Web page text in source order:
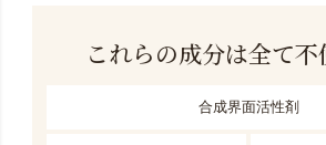
これらの成分は全て
合成界面活性剤